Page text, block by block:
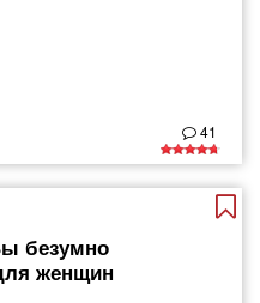
41
безумно
женщин